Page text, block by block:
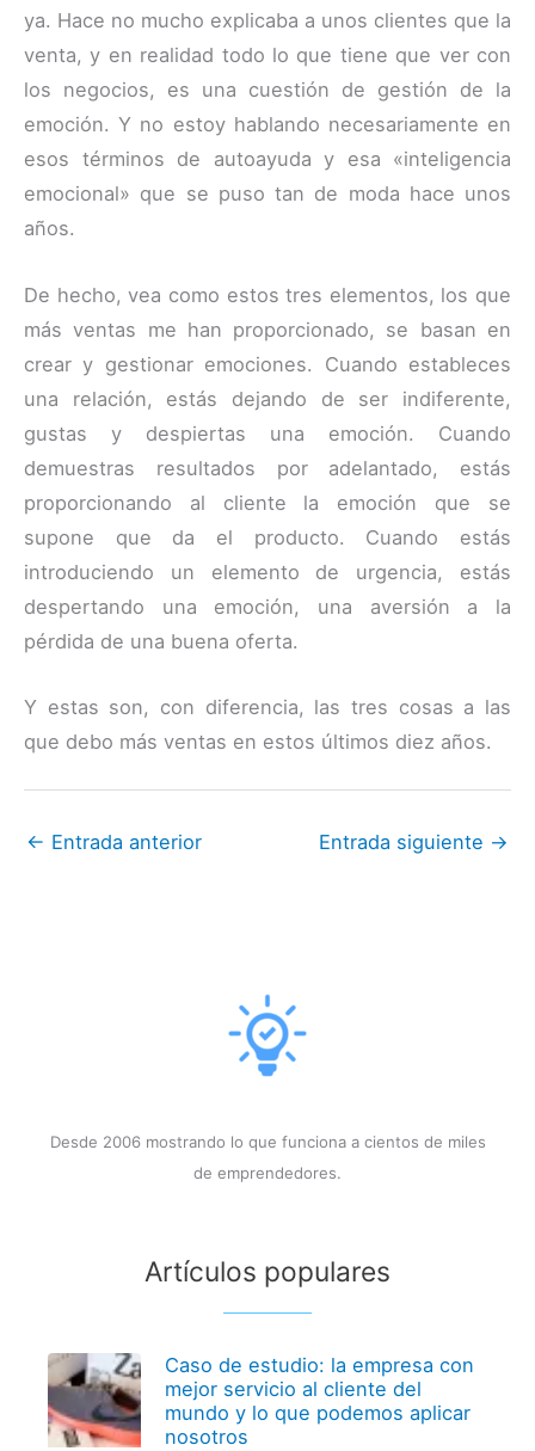
ya. Hace no mucho explicaba a unos clientes que la
venta, y en realidad todo lo que tiene que ver con
los negocios, es una cuestión de gestión de la
emoción. Y no estoy hablando necesariamente en
esos términos de autoayuda y esa «inteligencia
emocional» que se puso tan de moda hace unos
años.
De hecho, vea como estos tres elementos, los que
más ventas me han proporcionado, se basan en
crear y gestionar emociones. Cuando estableces
una relación, estás dejando de ser indiferente,
gustas y despiertas una emoción. Cuando
demuestras resultados por adelantado, estás
proporcionando al cliente la emoción que se
supone que da el producto. Cuando estás
introduciendo un elemento de urgencia, estás
despertando una emoción, una aversión a la
pérdida de una buena oferta.
Y estas son, con diferencia, las tres cosas a las
que debo más ventas en estos últimos diez años.
← Entrada anterior Entrada siguiente →
Desde 2006 mostrando lo que funciona a cientos de miles
de emprendedores.
Artículos populares
Caso de estudio: la empresa con
mejor servicio al cliente del
mundo y lo que podemos aplicar
nosotros